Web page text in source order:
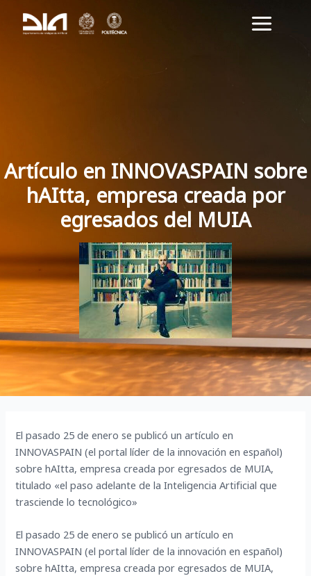
Main
Artículo en INNOVASPAIN sobre
hAItta, empresa creada por
egresados del MUIA
El pasado 25 de enero se publicó un artículo en
INNOVASPAIN (el portal líder de la innovación en español)
sobre hAItta, empresa creada por egresados de MUIA,
titulado «el paso adelante de la Inteligencia Artificial que
trasciende lo tecnológico»
El pasado 25 de enero se publicó un artículo en
INNOVASPAIN (el portal líder de la innovación en español)
sobre hAItta, empresa creada por egresados de MUIA,